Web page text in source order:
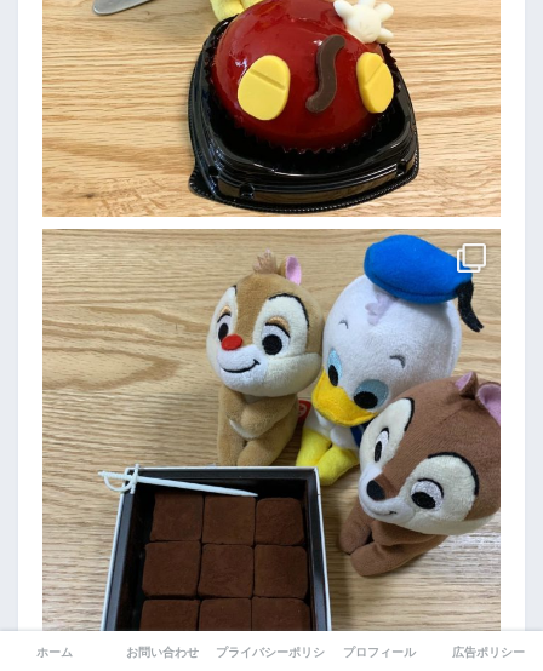
ホーム お問い合わせ プライバシーポリシー プロフィール 広告ポリシー